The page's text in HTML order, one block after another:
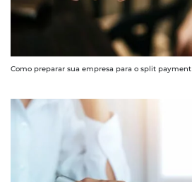
Como preparar sua empresa para o split payment